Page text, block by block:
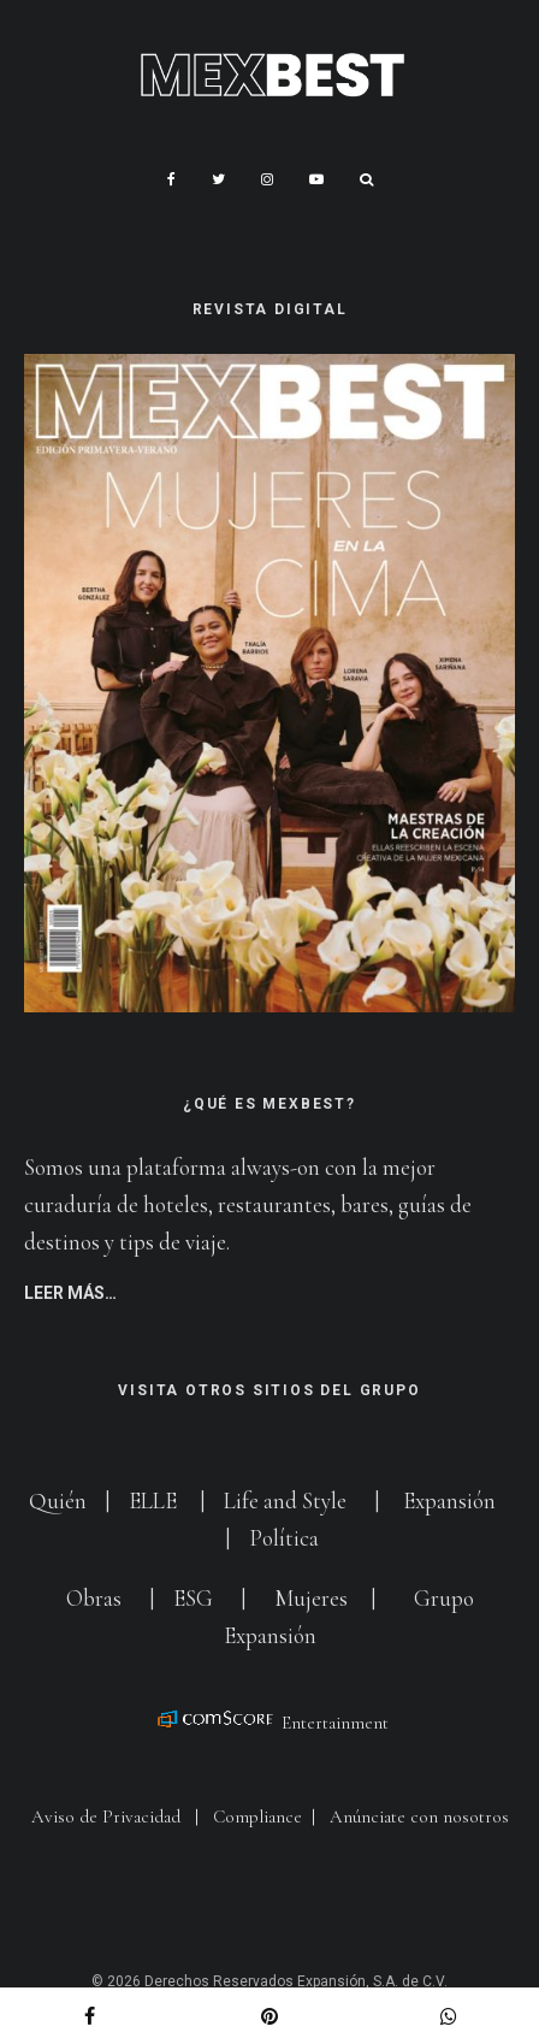
REVISTA DIGITAL
¿QUÉ ES MEXBEST?
Somos una plataforma always-on con la mejor
curaduría de hoteles, restaurantes, bares, guías de
destinos y tips de viaje.
LEER MÁS…
VISITA OTROS SITIOS DEL GRUPO
Quién ELLE Life and Style
Expansión
Política
Obras ESG Mujeres
Grupo
Expansión
Entertainment
Aviso de Privacidad| Compliance Anúnciate con nosotros
© 2026 Derechos Reservados Expansión, S.A. de C.V.